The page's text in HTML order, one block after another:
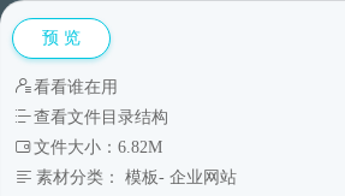
预 览
看看谁在用
查看文件目录结构
文件大小：6.82M
素材分类： 模板- 企业网站